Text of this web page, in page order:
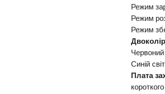
Режим
Режим
Режим
Червоний
Синій
Плата